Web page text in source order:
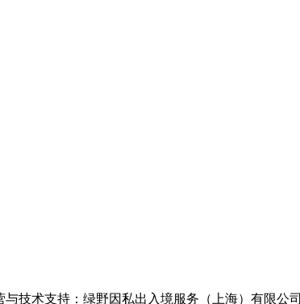
与技术支持：绿野因私出入境服务（上海）有限公司